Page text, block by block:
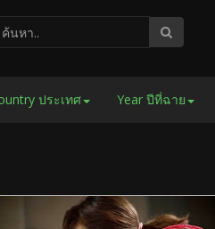
ประเทศ Year ปีที่ฉาย